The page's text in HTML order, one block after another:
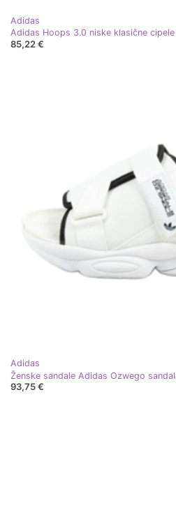
Adidas
Adidas Hoops 3.0 niske klasične
85,22 €
Adidas
Ženske sandale Adidas Ozwego
93,75 €